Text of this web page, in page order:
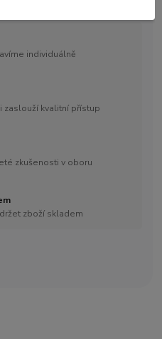
individuálně
zaslouží kvalitní přístup
zkušenosti v oboru
zboží skladem